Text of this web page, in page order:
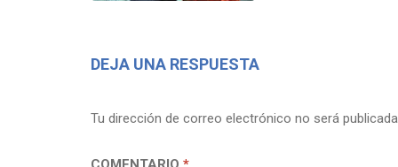
DEJA UNA RESPUESTA
Tu dirección de correo electrónico no será publicada.